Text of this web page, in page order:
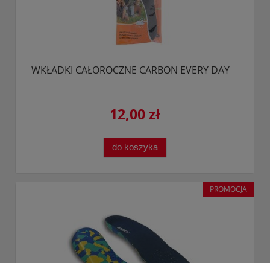
WKŁADKI CAŁOROCZNE CARBON EVERY DAY
12,00 zł
do koszyka
PROMOCJA